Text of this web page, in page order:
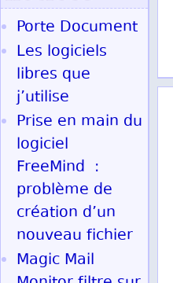
Porte Document
Les logiciels
libres que
j’utilise
Prise en main du
logiciel
FreeMind :
problème de
création d’un
nouveau fichier
Magic Mail